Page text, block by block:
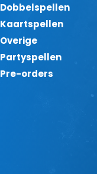
Dobbelspellen
Kaartspellen
Overige
Partyspellen
Pre-orders